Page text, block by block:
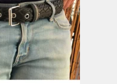
être
choisies
sur
la